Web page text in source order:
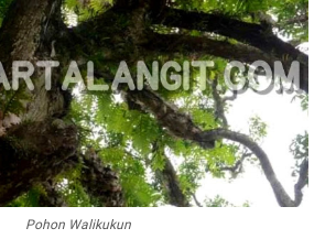
Pohon Walikukun